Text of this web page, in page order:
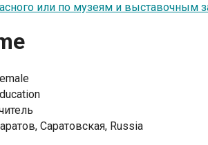
или по музеям и выставочным
Саратовская, Russia